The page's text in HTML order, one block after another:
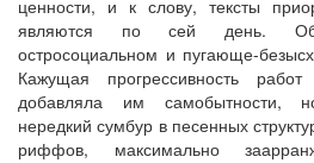
ценности, и к слову, тексты
являются по сей день.
остросоциальном и пугающе-
Кажущая прогрессивность
добавляла им самобытности,
нередкий сумбур в песенных
риффов, максимально